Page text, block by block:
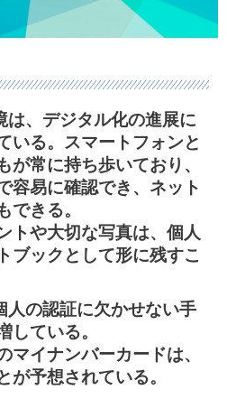
は、デジタル化の進展に
いる。スマートフォンと
が常に持ち歩いており、
容易に確認でき、ネット
できる。
トや大切な写真は、個人
ブックとして形に残すこ
人の認証に欠かせない手
している。
マイナンバーカードは、
が予想されている。